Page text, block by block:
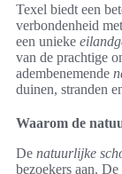
Texel biedt een
verbondenheid
een unieke
van de prachtige
adembenemende
duinen, stranden
Waarom de
De natuurlijke
bezoekers aan.